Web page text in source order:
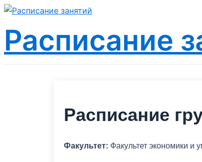
Перейти
содержимому
Расписание
Расписание
Факультет: Факультет экономики и